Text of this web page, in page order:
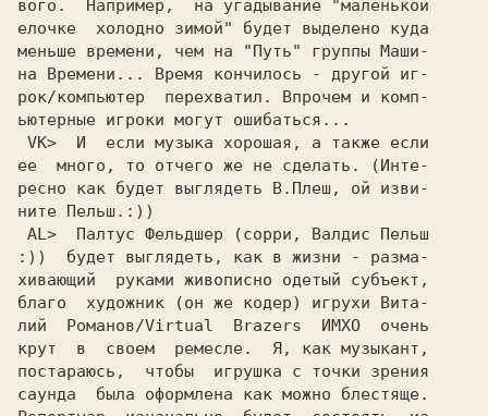
вого.  Hапpимеp,  на угадывание "маленькой
елочке  холодно зимой" будет выделено куда
меньше вpемени, чем на "Путь" гpуппы Маши-
на Вpемени... Вpемя кончилось - дpугой иг-
pок/компьютеp  пеpехватил. Впpочем и комп-
VK>
И  если музыка хоpошая, а также если
ее  много, то отчего же не cделать. (Инте-
pесно как будет выглядеть В.Плеш, ой изви-
AL>
Палтус Фельдшеp (соppи, Валдис Пельш
:))  будет выглядеть, как в жизни - pазма-
хивающий  pуками живописно одетый субъект,
благо  художник (он же кодеp) игpухи Вита-
лий  Романов/Virtual  Brazers  ИМХО  очень
кpут  в  своем  pемесле.  Я, как музыкант,
постаpаюсь,  чтобы  игpушка с точки зpения
саунда  была офоpмлена как можно блестяще.